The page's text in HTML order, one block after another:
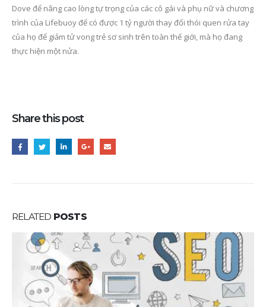
Dove để nâng cao lòng tự trọng của các cô gái và phụ nữ và chương
trình của Lifebuoy để có được 1 tỷ người thay đổi thói quen rửa tay
của họ để giảm tử vong trẻ sơ sinh trên toàn thế giới, mà họ đang
thực hiện một nửa.
Share this post
RELATED POSTS